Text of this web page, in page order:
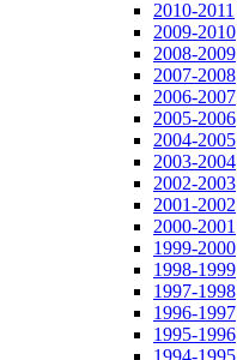
2010-2011
2009-2010
2008-2009
2007-2008
2006-2007
2005-2006
2004-2005
2003-2004
2002-2003
2001-2002
2000-2001
1999-2000
1998-1999
1997-1998
1996-1997
1995-1996